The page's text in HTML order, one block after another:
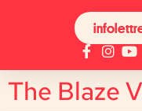
The Blaze